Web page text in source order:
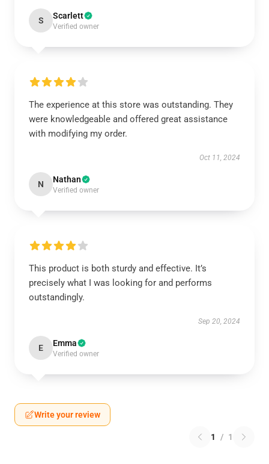
S Scarlett
Verified owner
The experience at this store was outstanding. They
were knowledgeable and offered great assistance
with modifying my order.
Oct 11, 2024
N Nathan
Verified owner
This product is both sturdy and effective. It’s
precisely what I was looking for and performs
outstandingly.
Sep 20, 2024
E Emma
Verified owner
Write your review
1 / 1